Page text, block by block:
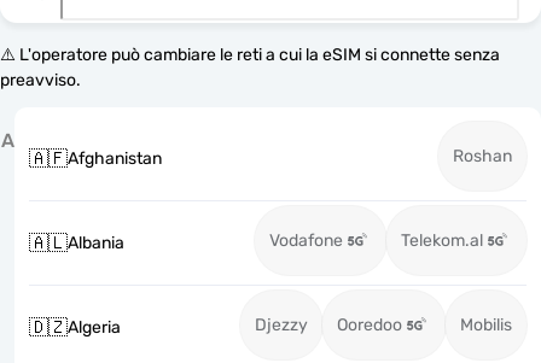
⚠️ L'operatore può cambiare le reti a cui la eSIM si connette senza
preavviso.
A
🇦🇫Afghanistan Roshan
🇦🇱Albania Vodafone Telekom.al
🇩🇿Algeria Djezzy Ooredoo Mobilis